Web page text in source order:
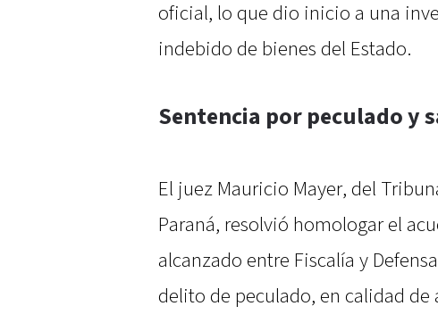
oficial, lo que dio inicio a una
indebido de bienes del Estado.
Sentencia por peculado y
El juez Mauricio Mayer, del
Paraná, resolvió homologar el
alcanzado entre Fiscalía y
delito de peculado, en calidad